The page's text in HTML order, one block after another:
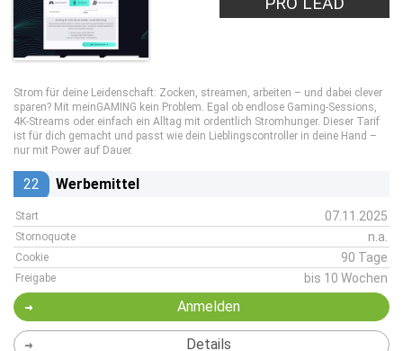
Strom für deine Leidenschaft: Zocken, streamen, arbeiten – und dabei clever
sparen? Mit meinGAMING kein Problem. Egal ob endlose Gaming-Sessions,
4K-Streams oder einfach ein Alltag mit ordentlich Stromhunger. Dieser Tarif
ist für dich gemacht und passt wie dein Lieblingscontroller in deine Hand –
nur mit Power auf Dauer.
22 Werbemittel
Start 07.11.2025
Stornoquote n.a.
Cookie 90 Tage
Freigabe bis 10 Wochen
Anmelden
Details